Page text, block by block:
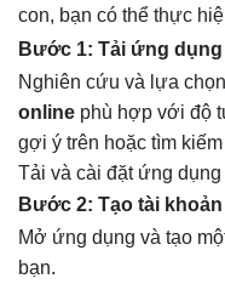
con, bạn có thể thực
Bước 1: Tải ứng
Nghiên cứu và lựa
online phù hợp với độ
gợi ý trên hoặc tìm
Tải và cài đặt ứng
Bước 2: Tạo tài
Mở ứng dụng và tạo
bạn.